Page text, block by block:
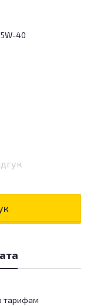
40
тарифам